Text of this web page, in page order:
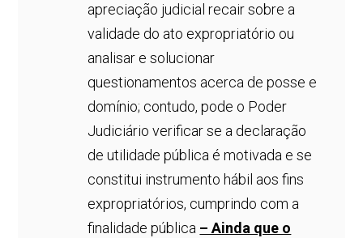
apreciação judicial recair sobre a
validade do ato expropriatório ou
analisar e solucionar
questionamentos acerca de posse e
domínio; contudo, pode o Poder
Judiciário verificar se a declaração
de utilidade pública é motivada e se
constitui instrumento hábil aos fins
expropriatórios, cumprindo com a
finalidade pública – Ainda que o